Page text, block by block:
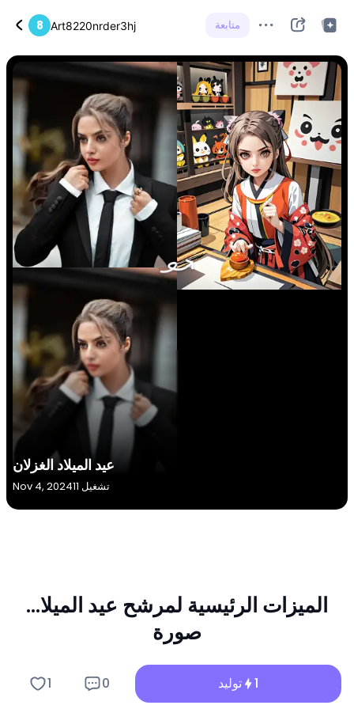
8 Art8220nrder3hj متابعة
عيد الميلاد الغزلان
Nov 4, 2024 11 تشغيل
الميزات الرئيسية لمرشح عيد الميلا...
صورة
افتح بُعدًا جديدًا من الاسترخاء الحسي وإبداع المحتوى الفيروسي
مع مولد عيد الميلا... صورة من a1.art.
1 0 توليد 1